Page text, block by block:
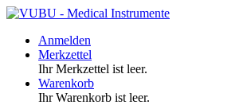
Anmelden
Merkzettel
Ihr Merkzettel ist leer.
Warenkorb
Ihr Warenkorb ist leer.